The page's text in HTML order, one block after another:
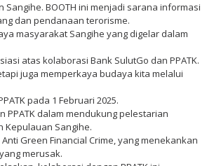
Sangihe. BOOTH ini menjadi sarana informasi
dan pendanaan terorisme.
masyarakat Sangihe yang digelar dalam
atas kolaborasi Bank SulutGo dan PPATK.
juga memperkaya budaya kita melalui
pada 1 Februari 2025.
PPATK dalam mendukung pelestarian
Sangihe.
Green Financial Crime, yang menekankan
merusak.